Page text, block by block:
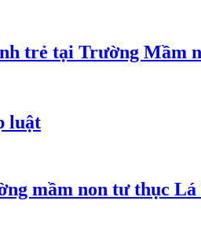
trẻ tại Trường Mầm
luật
mầm non tư thục Lá